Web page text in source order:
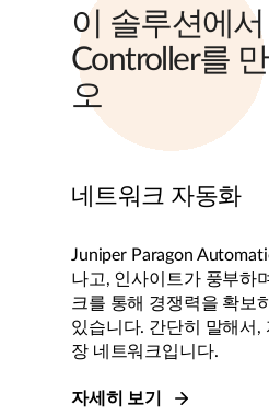
이 솔루션에
Controller를
오
네트워크 자동화
Juniper Paragon
나고, 인사이트가 풍부하
크를 통해 경쟁력을 확보
있습니다. 간단히 말해서,
장 네트워크입니다.
자세히 보기